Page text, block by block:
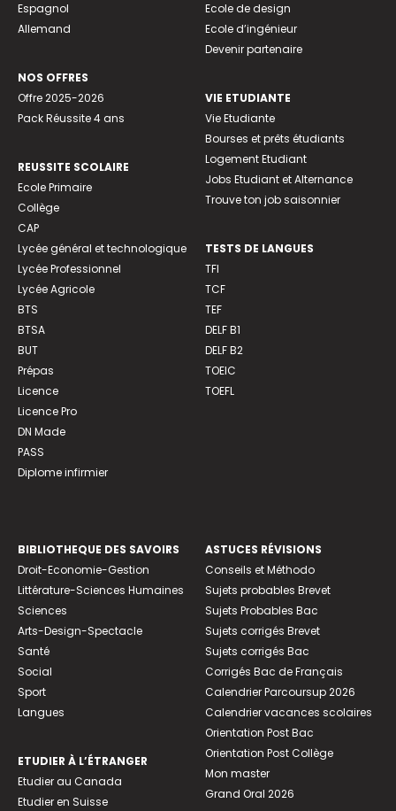
Espagnol
Allemand
NOS OFFRES
Offre 2025-2026
Pack Réussite 4 ans
REUSSITE SCOLAIRE
Ecole Primaire
Collège
CAP
Lycée général et technologique
Lycée Professionnel
Lycée Agricole
BTS
BTSA
BUT
Prépas
Licence
Licence Pro
DN Made
PASS
Diplome infirmier
Ecole de design
Ecole d’ingénieur
Devenir partenaire
VIE ETUDIANTE
Vie Etudiante
Bourses et prêts étudiants
Logement Etudiant
Jobs Etudiant et Alternance
Trouve ton job saisonnier
TESTS DE LANGUES
TFI
TCF
TEF
DELF B1
DELF B2
TOEIC
TOEFL
BIBLIOTHEQUE DES SAVOIRS
Droit-Economie-Gestion
Littérature-Sciences Humaines
Sciences
Arts-Design-Spectacle
Santé
Social
Sport
Langues
ETUDIER À L’ÉTRANGER
Etudier au Canada
Etudier en Suisse
ASTUCES RÉVISIONS
Conseils et Méthodo
Sujets probables Brevet
Sujets Probables Bac
Sujets corrigés Brevet
Sujets corrigés Bac
Corrigés Bac de Français
Calendrier Parcoursup 2026
Calendrier vacances scolaires
Orientation Post Bac
Orientation Post Collège
Mon master
Grand Oral 2026